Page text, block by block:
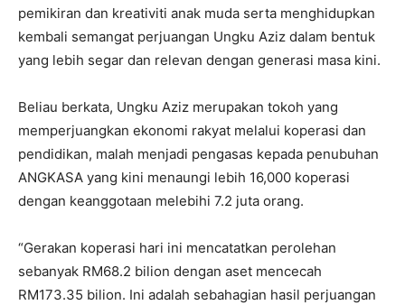
pemikiran dan kreativiti anak muda serta menghidupkan
kembali semangat perjuangan Ungku Aziz dalam bentuk
yang lebih segar dan relevan dengan generasi masa kini.
Beliau berkata, Ungku Aziz merupakan tokoh yang
memperjuangkan ekonomi rakyat melalui koperasi dan
pendidikan, malah menjadi pengasas kepada penubuhan
ANGKASA yang kini menaungi lebih 16,000 koperasi
dengan keanggotaan melebihi 7.2 juta orang.
“Gerakan koperasi hari ini mencatatkan perolehan
sebanyak RM68.2 bilion dengan aset mencecah
RM173.35 bilion. Ini adalah sebahagian hasil perjuangan